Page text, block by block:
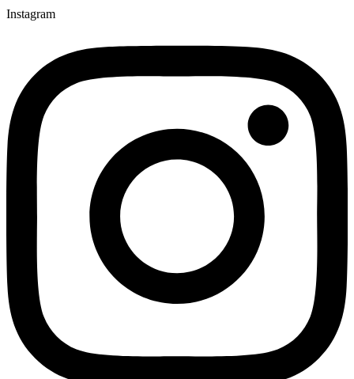
Instagram